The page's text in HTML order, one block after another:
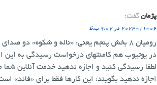
پژمان گفت:
2024-11-06 در 9:07 ب.ظ
رومیان ۸ بخش پنجم یعنی: «ناله و شکوه» دو صدای انگلیسی و فارسی با هم پخش شده و نامفهوم است.
در یوتیوب هم کامنتهای درخواست رسیدگی به این
لطفا رسیدگی کنید و اجازه ندهید خدمت آنلاین
اجازه ندهید بگویند: این کارها فقط برای «فاند»